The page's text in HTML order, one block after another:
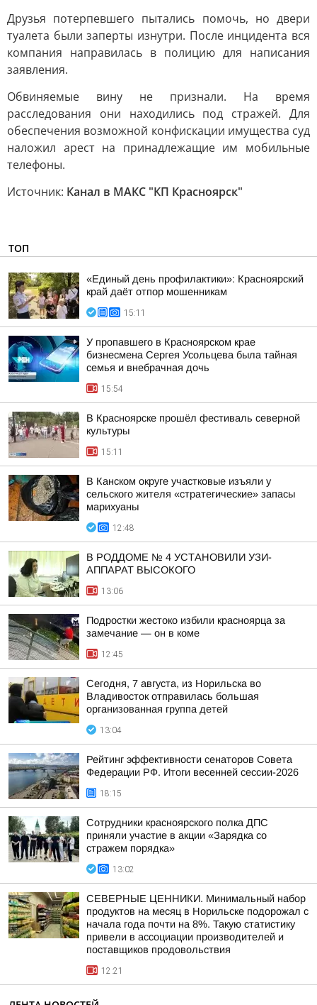
Друзья потерпевшего пытались помочь, но двери
туалета были заперты изнутри. После инцидента вся
компания направилась в полицию для написания
заявления.
Обвиняемые вину не признали. На время
расследования они находились под стражей. Для
обеспечения возможной конфискации имущества суд
наложил арест на принадлежащие им мобильные
телефоны.
Источник: Канал в МАКС "КП Красноярск"
ТОП
«Единый день профилактики»: Красноярский
край даёт отпор мошенникам
15:11
У пропавшего в Красноярском крае
бизнесмена Сергея Усольцева была тайная
семья и внебрачная дочь
15:54
В Красноярске прошёл фестиваль северной
культуры
15:11
В Канском округе участковые изъяли у
сельского жителя «стратегические» запасы
марихуаны
12:48
В РОДДОМЕ № 4 УСТАНОВИЛИ УЗИ-
АППАРАТ ВЫСОКОГО
13:06
Подростки жестоко избили красноярца за
замечание — он в коме
12:45
Сегодня, 7 августа, из Норильска во
Владивосток отправилась большая
организованная группа детей
13:04
Рейтинг эффективности сенаторов Совета
Федерации РФ. Итоги весенней сессии-2026
18:15
Сотрудники красноярского полка ДПС
приняли участие в акции «Зарядка со
стражем порядка»
13:02
СЕВЕРНЫЕ ЦЕННИКИ. Минимальный набор
продуктов на месяц в Норильске подорожал с
начала года почти на 8%. Такую статистику
привели в ассоциации производителей и
поставщиков продовольствия
12:21